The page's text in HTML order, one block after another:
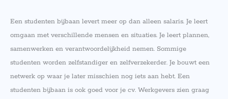
Een studenten bijbaan levert meer op dan alleen salaris. Je leert
omgaan met verschillende mensen en situaties. Je leert plannen,
samenwerken en verantwoordelijkheid nemen. Sommige
studenten worden zelfstandiger en zelfverzekerder. Je bouwt een
netwerk op waar je later misschien nog iets aan hebt. Een
studenten bijbaan is ook goed voor je cv. Werkgevers zien graag